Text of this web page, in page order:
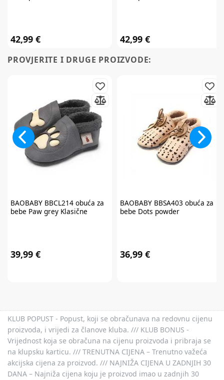
42,99 € 42,99 €
PROVJERITE I DRUGE PROIZVODE:
BAOBABYBBCL214 obuća za
bebe Paw grey Klasične
39,99 €
BAOBABYBBSA403 obuća za
bebe Dots powder
36,99 €
KLUB POPUST - Popust, koji se obračunava na redovnu cijenu
proizvoda, i vrijedi za članove kluba. /// KLUB BONUS -
Vrijednost koja se obračuna na cijenu proizvoda i pribraja se
na klupsku karticu. /// TRENUTNA CIJENA – Trenutno važeća
akcijska cijena za proizvod. /// NAJNIŽA CIJENA U ZADNJIH 30
DANA – Najniža cijena koju je proizvod imao u zadnjih 30